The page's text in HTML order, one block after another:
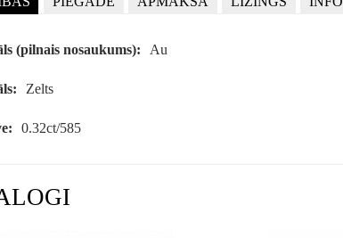
(pilnais nosaukums): Au
Zelts
0.32ct/585